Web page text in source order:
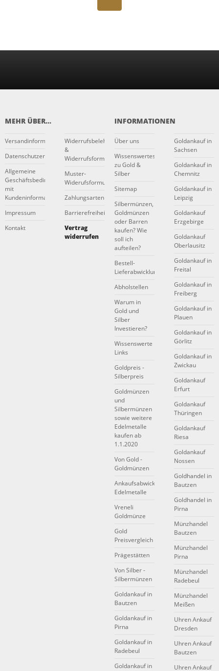
MEHR ÜBER...
Versandinformationen
Datenschutzerklärung
Allgemeine
Geschäftsbedingungen
mit
Kundeninformationen
Impressum
Kontakt
Widerrufsbelehrung
&
Widerrufsformular
Muster-
Widerufsformular
Zahlungsarten
Barrierefreiheitserklärung
Vertrag
widerrufen
INFORMATIONEN
Über uns
Wissenswertes
zu Gold &
Silber
Sitemap
Silbermünzen,
Goldmünzen
oder Barren
kaufen? Wie
soll ich
aufteilen?
Bestell-
Lieferabwicklung
Abholstellen
Warum in
Gold und
Silber
Investieren?
Wissenswerte
Links
Goldpreis -
Silberpreis
Goldmünzen
und
Silbermünzen
sowie weitere
Edelmetalle
kaufen ab
1.1.2020
Von Gold -
Goldmünzen
Ankaufsabwicklung
Edelmetalle
Vreneli
Goldmünze
Gold
Preisvergleich
Prägestätten
Von Silber -
Silbermünzen
Goldankauf in
Bautzen
Goldankauf in
Pirna
Goldankauf in
Radebeul
Goldankauf in
Goldankauf in
Sachsen
Goldankauf in
Chemnitz
Goldankauf in
Leipzig
Goldankauf
Erzgebirge
Goldankauf
Oberlausitz
Goldankauf in
Freital
Goldankauf in
Freiberg
Goldankauf in
Plauen
Goldankauf in
Görlitz
Goldankauf in
Zwickau
Goldankauf
Erfurt
Goldankauf
Thüringen
Goldankauf
Riesa
Goldankauf
Nossen
Goldhandel in
Bautzen
Goldhandel in
Pirna
Münzhandel
Bautzen
Münzhandel
Pirna
Münzhandel
Radebeul
Münzhandel
Meißen
Uhren Ankauf
Dresden
Uhren Ankauf
Bautzen
Uhren Ankauf